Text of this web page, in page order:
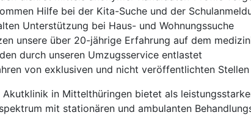
Hilfe bei der Kita-Suche und der
Unterstützung bei Haus- und Wohnungssuche
unsere über 20-jährige Erfahrung auf dem
durch unseren Umzugsservice entlastet
von exklusiven und nicht veröffentlichten Stellen
Akutklinik in Mittelthüringen bietet als
mit stationären und ambulanten